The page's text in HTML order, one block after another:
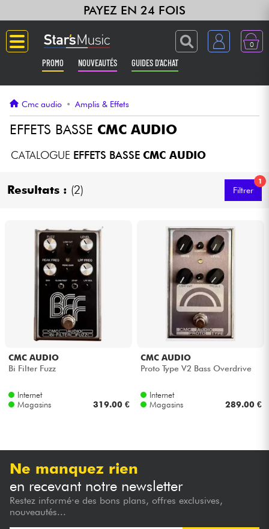
PAYEZ EN 24 FOIS
0
PROMO NOUVEAUTÉS GUIDES D'ACHAT
Guitares & Basses
Amplis & Effets
Claviers & Pianos
Home Studio
Casques
Micros & HF
Eclairage
Vents
Violons & Quatuor
Cmc audio • Amplis & Effets
EFFETS BASSE CMC AUDIO
CATALOGUE EFFETS BASSE CMC AUDIO
Resultats : (2)
1
Filtrer
CMC AUDIO
Bi Filter Fuzz
Internet
Magasins
319.00 €
CMC AUDIO
Proto Type V2 Bass Overdrive
Internet
Magasins
289.00 €
Ne manquez rien
en recevant notre newsletter
Restez informé·e des bons plans, offres exclusives,
nouveautés...